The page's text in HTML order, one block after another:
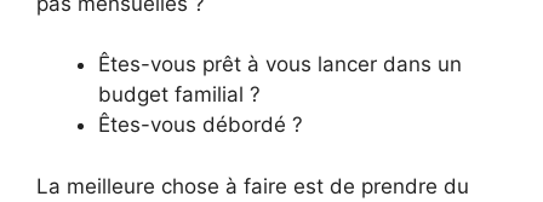
Êtes-vous prêt à vous lancer dans un
budget familial ?
Êtes-vous débordé ?
La meilleure chose à faire est de prendre du